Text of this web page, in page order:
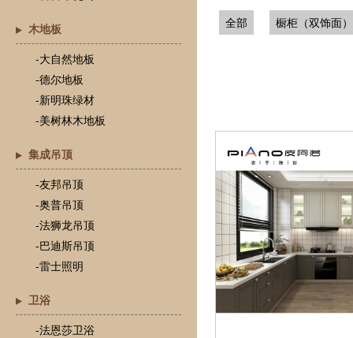
木地板
-大自然地板
-德尔地板
-新明珠绿材
-美树林木地板
集成吊顶
-友邦吊顶
-奥普吊顶
-法狮龙吊顶
-巴迪斯吊顶
-雷士照明
卫浴
-法恩莎卫浴
全部
橱柜（双饰面）